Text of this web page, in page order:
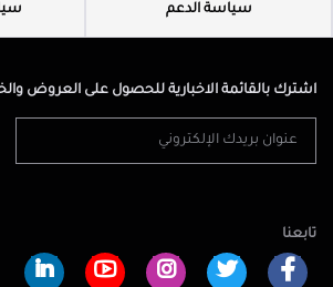
سياسة الدعم
اشترك بالقائمة الاخبارية للحصول على العروض
تابعنا